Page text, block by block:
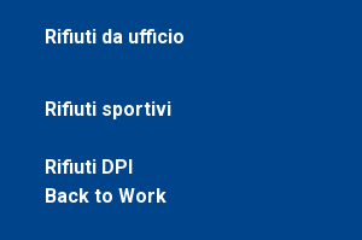
Rifiuti da ufficio
Rifiuti sportivi
Rifiuti DPI
Back to Work